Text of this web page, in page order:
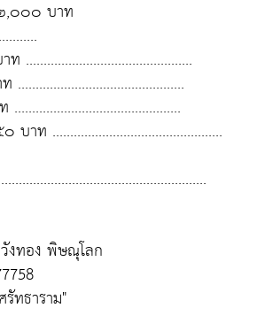
,๐๐๐ บาท
าท ................................................
งทอง พิษณุโลก
ทธาราม"